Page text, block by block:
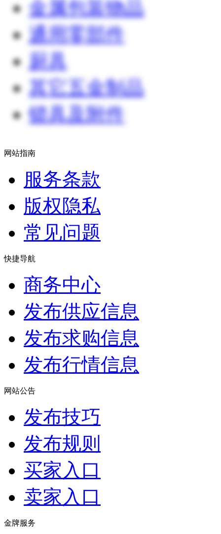
金属包装物品
通用零部件
厨具
其它五金制品
锁具及附件
网站指南
服务条款
版权隐私
常见问题
快捷导航
商务中心
发布供应信息
发布求购信息
发布行情信息
网站公告
发布技巧
发布规则
买家入口
卖家入口
金牌服务